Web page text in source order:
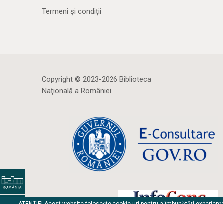
Termeni și condiții
Copyright © 2023-2026 Biblioteca
Naţională a României